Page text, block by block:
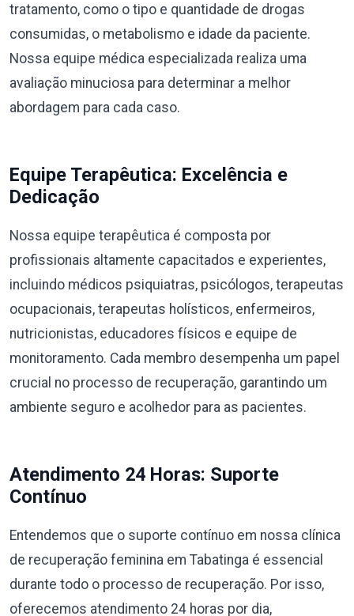
tratamento, como o tipo e quantidade de drogas
consumidas, o metabolismo e idade da paciente.
Nossa equipe médica especializada realiza uma
avaliação minuciosa para determinar a melhor
abordagem para cada caso.
Equipe Terapêutica: Excelência e
Dedicação
Nossa equipe terapêutica é composta por
profissionais altamente capacitados e experientes,
incluindo médicos psiquiatras, psicólogos, terapeutas
ocupacionais, terapeutas holísticos, enfermeiros,
nutricionistas, educadores físicos e equipe de
monitoramento. Cada membro desempenha um papel
crucial no processo de recuperação, garantindo um
ambiente seguro e acolhedor para as pacientes.
Atendimento 24 Horas: Suporte
Contínuo
Entendemos que o suporte contínuo em nossa clínica
de recuperação feminina em Tabatinga é essencial
durante todo o processo de recuperação. Por isso,
oferecemos atendimento 24 horas por dia,